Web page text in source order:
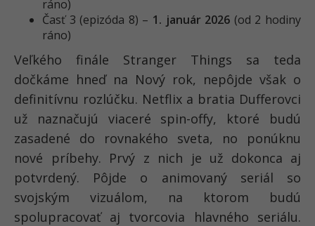
ráno)
Časť 3 (epizóda 8) – 1. január 2026 (od 2 hodiny
ráno)
Veľkého finále Stranger Things sa teda
dočkáme hneď na Nový rok, nepôjde však o
definitívnu rozlúčku. Netflix a bratia Dufferovci
už naznačujú viaceré spin-offy, ktoré budú
zasadené do rovnakého sveta, no ponúknu
nové príbehy. Prvý z nich je už dokonca aj
potvrdený. Pôjde o animovaný seriál so
svojským vizuálom, na ktorom budú
spolupracovať aj tvorcovia hlavného seriálu.